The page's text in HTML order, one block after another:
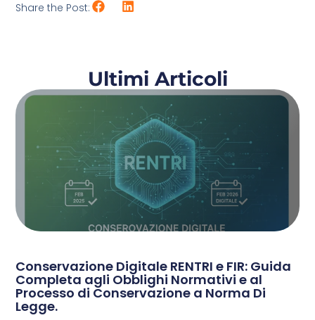
Share the Post:
Ultimi Articoli
Conservazione Digitale RENTRI e FIR: Guida
Completa agli Obblighi Normativi e al
Processo di Conservazione a Norma Di
Legge.